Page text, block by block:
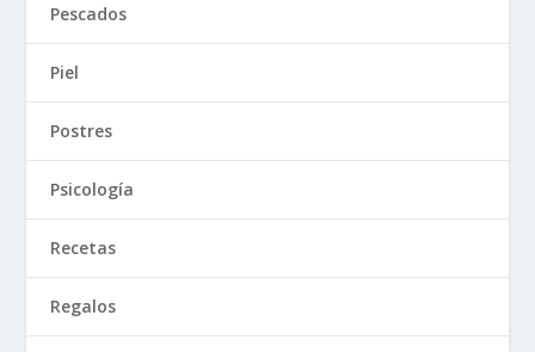
Pescados
Piel
Postres
Psicología
Recetas
Regalos